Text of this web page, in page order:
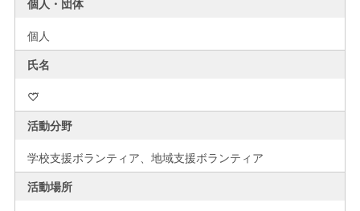
個人・団体
個人
氏名
♡⃛
活動分野
学校支援ボランティア、地域支援ボランティア
活動場所